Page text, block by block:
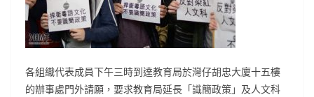
各組織代表成員下午三時到達教育局於灣仔胡忠大廈十五樓
的辦事處門外請願，要求教育局延長「識簡政策」及人文科